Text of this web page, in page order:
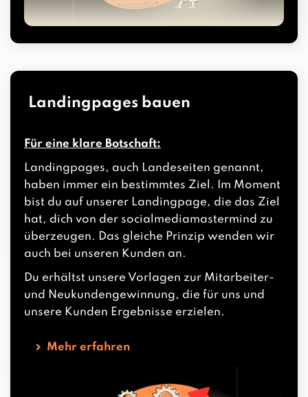
Landingpages bauen
Für eine klare Botschaft:
Landingpages, auch Landeseiten genannt,
haben immer ein bestimmtes Ziel. Im Moment
bist du auf unserer Landingpage, die das Ziel
hat, dich von der socialmediamastermind zu
überzeugen. Das gleiche Prinzip wenden wir
auch bei unseren Kunden an.
Du erhältst unsere Vorlagen zur Mitarbeiter-
und Neukundengewinnung, die für uns und
unsere Kunden Ergebnisse erzielen.
Mehr erfahren